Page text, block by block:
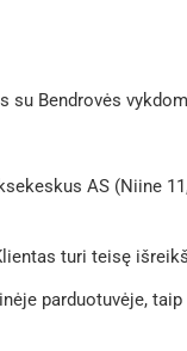
su Bendrovės
AS (Niine
turi teisę
parduotuvėje,